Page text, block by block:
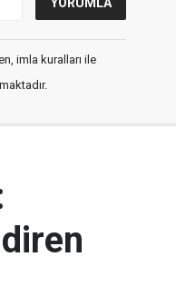
imla kuralları ile